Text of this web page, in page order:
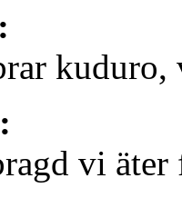
vi äter